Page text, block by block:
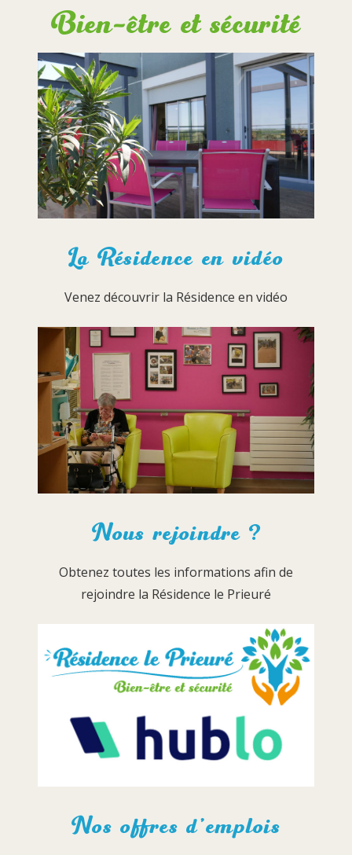
Bien-être et sécurité
La Résidence en vidéo
Venez découvrir la Résidence en vidéo
Nous rejoindre ?
Obtenez toutes les informations afin de
rejoindre la Résidence le Prieuré
Nos offres d’emplois